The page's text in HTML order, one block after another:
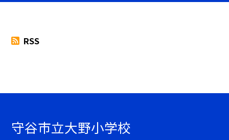
RSS
守谷市立大野小学校